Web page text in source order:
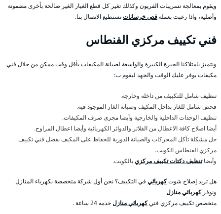
ويقوم بمعالجة تسريبات الفريون وكذلك تغير كل قطع الغيار الغير صالحة بأخرى مضمونة
وأصلية، واذا رغبت بعملةقص خرساناتتستطيع الاتصال بنا.
فني تكييف مركزي الفنطاس
ونتميز بامتلاكنا الخبرة الكبيرة والواسعة لصيانة المكيفات بأقل وقت ممكن من خلال فني
مكيفات يوفر عليك الوقت والجهد ليقوم ب:
تنظيف شامل للتكييف من داخله وخارجه.
فحص شامل للغاز بداخل المكيف وصيانة الغاز الموجود فيه.
تنظيف الوحدات الداخلية والخارجية وأيضا مجرى صرف المكيفات.
أيضا اصلاح كافة الاعطال من الفلاتر والدوائر الكهربائية وأيضا اعطال المراوح.
حل مشكلة تآكل المحركات والصيانة الدورية للحفاظ على المكيف بفضل فني تكييف
مركزي الفنطاس الكويت.
وأيضاتنظيف دكتات تكييف مركزيبالكويت.
هل تريد إصلاح شوتكهربائي في التكييف؟ نحن أول شركة متخصصة بكهرباء المنازل
ونوفركهربائي منازل
متخصص تكييف مركزي فنيكهربائي منازلخدمه 24 ساعة .